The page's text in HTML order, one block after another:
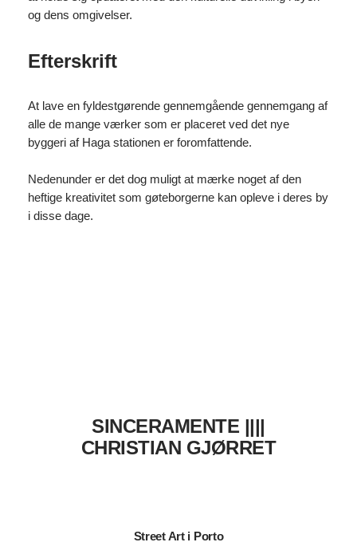
og dens omgivelser.
Efterskrift
At lave en fyldestgørende gennemgående gennemgang af
alle de mange værker som er placeret ved det nye
byggeri af Haga stationen er foromfattende.
Nedenunder er det dog muligt at mærke noget af den
heftige kreativitet som gøteborgerne kan opleve i deres by
i disse dage.
SINCERAMENTE ||||
CHRISTIAN GJØRRET
Street Art i Porto